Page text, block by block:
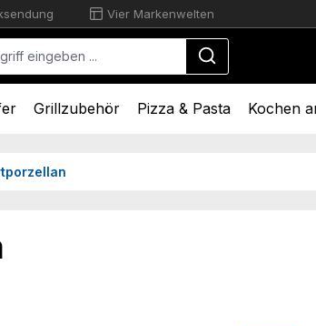
Vier Markenwelten
Grillzubehör Pizza & Pasta Kochen